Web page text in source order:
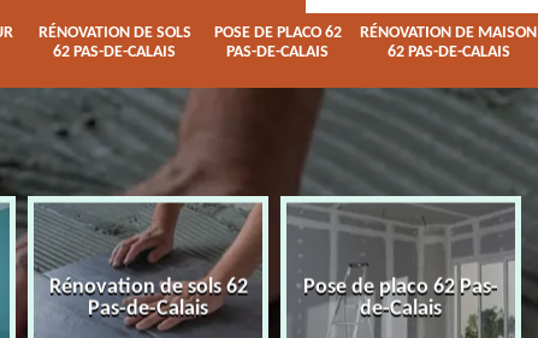
RÉNOVATION DE SOLS
62 PAS-DE-CALAIS
POSE DE PLACO 62
PAS-DE-CALAIS
RÉNOVATION DE MAISON
62 PAS-DE-CALAIS
Rénovation de sols 62
Pas-de-Calais
Pose de placo 62 Pas-
de-Calais